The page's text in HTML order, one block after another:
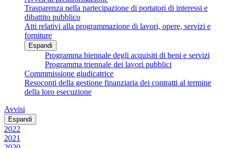
Trasparenza nella partecipazione di portatori di interessi e
dibattito pubblico
Atti relativi alla programmazione di lavori, opere, servizi e
forniture
Espandi
Programma biennale degli acquisiti di beni e servizi
Programma triennale dei lavori pubblici
Commmissione giudicatrice
Resoconti della gestione finanziaria dei contratti al termine
della loro esecuzione
Avvisi
Espandi
2022
2021